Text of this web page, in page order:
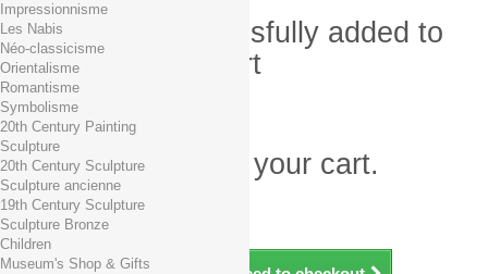
Product successfully added to
your shopping cart
Quantity
Total
There is 1 item in your cart.
Total products (tax incl.)
Total shipping TTC
Total (tax incl.)
Impressionnisme
Les Nabis
Néo-classicisme
Orientalisme
Romantisme
Symbolisme
20th Century Painting
Sculpture
20th Century Sculpture
Sculpture ancienne
19th Century Sculpture
Sculpture Bronze
Children
Museum's Shop & Gifts